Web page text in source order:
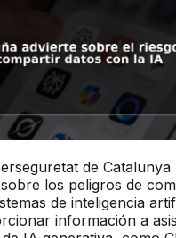
de
los peligros de
de inteligencia
información a